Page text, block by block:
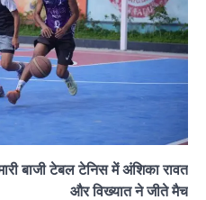
बाजी टेबल टेनिस में अंशिका रावत
और विख्यात ने जीते मैच